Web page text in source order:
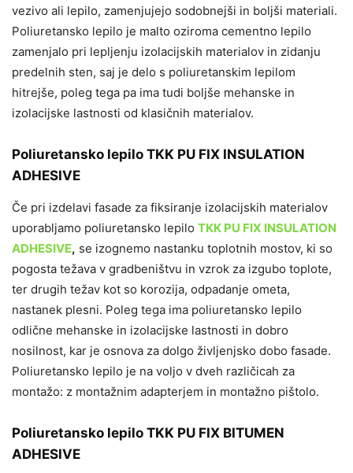
vezivo ali lepilo, zamenjujejo sodobnejši in boljši materiali.
Poliuretansko lepilo je malto oziroma cementno lepilo
zamenjalo pri lepljenju izolacijskih materialov in zidanju
predelnih sten, saj je delo s poliuretanskim lepilom
hitrejše, poleg tega pa ima tudi boljše mehanske in
izolacijske lastnosti od klasičnih materialov.
Poliuretansko lepilo TKK PU FIX INSULATION
ADHESIVE
Če pri izdelavi fasade za fiksiranje izolacijskih materialov
uporabljamo poliuretansko lepilo TKK PU FIX INSULATION
ADHESIVE, se izognemo nastanku toplotnih mostov, ki so
pogosta težava v gradbeništvu in vzrok za izgubo toplote,
ter drugih težav kot so korozija, odpadanje ometa,
nastanek plesni. Poleg tega ima poliuretansko lepilo
odlične mehanske in izolacijske lastnosti in dobro
nosilnost, kar je osnova za dolgo življenjsko dobo fasade.
Poliuretansko lepilo je na voljo v dveh različicah za
montažo: z montažnim adapterjem in montažno pištolo.
Poliuretansko lepilo TKK PU FIX BITUMEN
ADHESIVE